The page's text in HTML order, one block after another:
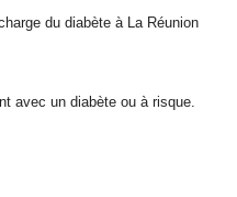
du diabète à La Réunion
avec un diabète ou à risque.